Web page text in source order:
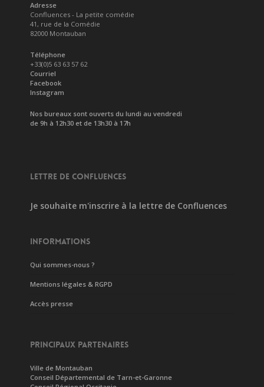
Adresse
Confluences - La petite comédie
41, rue de la Comédie
82000 Montauban
Téléphone
+33(0)5 63 63 57 62
Courriel
Facebook
Instagram
Nos bureaux sont ouverts du lundi au vendredi
de 9h à 12h30 et de 13h30 à 17h
LETTRE DE CONFLUENCES
Je souhaite m'inscrire à la lettre de Confluences
INFORMATIONS
Qui sommes-nous ?
Mentions légales & RGPD
Accès presse
PRINCIPAUX PARTENAIRES
Ville de Montauban
Conseil Départemental de Tarn-et-Garonne